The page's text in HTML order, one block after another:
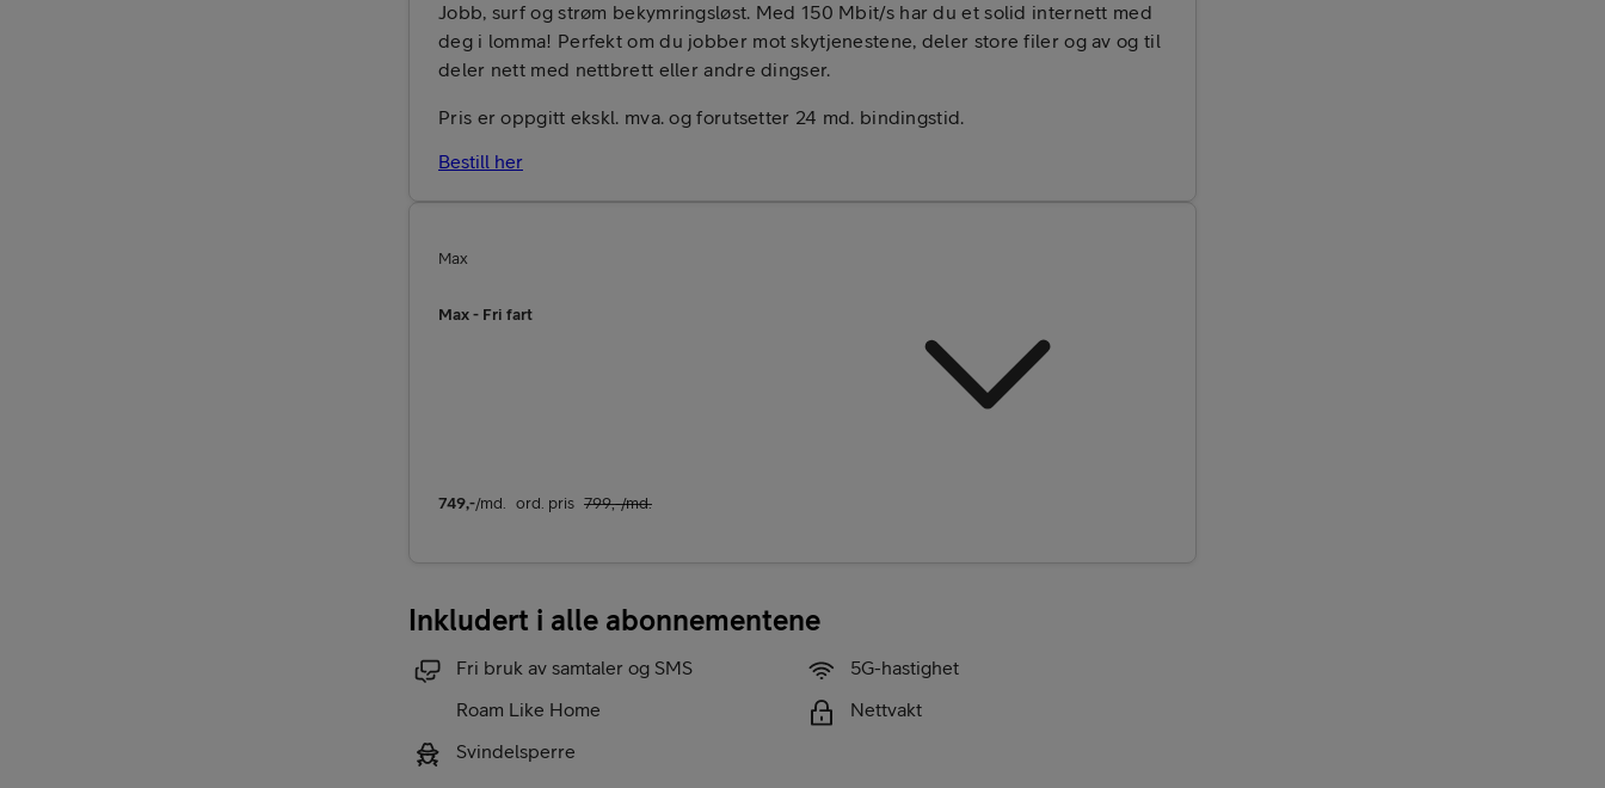
Jobb, surf og strøm bekymringsløst. Med 150 Mbit/s har du et solid internett med
deg i lomma! Perfekt om du jobber mot skytjenestene, deler store filer og av og til
deler nett med nettbrett eller andre dingser.
Pris er oppgitt ekskl. mva. og forutsetter 24 md. bindingstid.
Bestill her
Max
Max - Fri fart
749,-/md. ord. pris 799,-/md.
Inkludert i alle abonnementene
Fri bruk av samtaler og SMS
5G-hastighet
Roam Like Home
Nettvakt
Svindelsperre